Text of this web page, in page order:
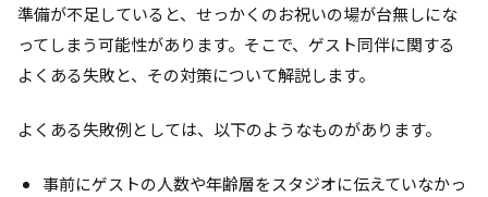
準備が不足していると、せっかくのお祝いの場が台無しにな
ってしまう可能性があります。そこで、ゲスト同伴に関する
よくある失敗と、その対策について解説します。
よくある失敗例としては、以下のようなものがあります。
事前にゲストの人数や年齢層をスタジオに伝えていなかっ